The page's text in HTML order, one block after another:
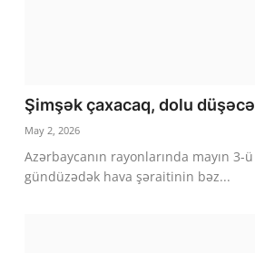
Şimşək çaxacaq, dolu
May 2, 2026
Azərbaycanın rayonlarında mayın 3-
gündüzədək hava şəraitinin bəz...